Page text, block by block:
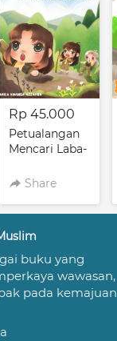
Rp 45.000
Petualangan
Mencari Laba-
Share
buku yang
wawasan,
pada kemajuan